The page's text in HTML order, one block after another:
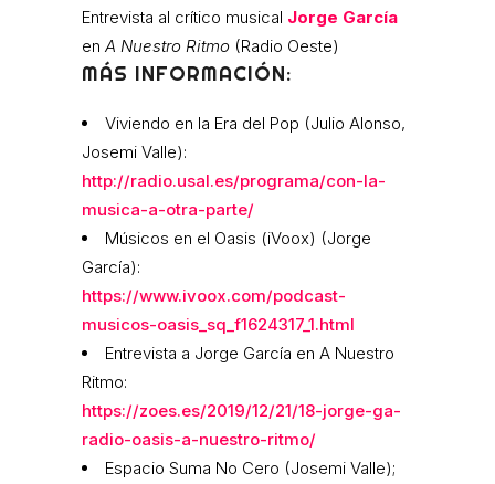
Entrevista al crítico musical Jorge García
en A Nuestro Ritmo (Radio Oeste)
MÁS INFORMACIÓN:
Viviendo en la Era del Pop (Julio Alonso,
Josemi Valle):
http://radio.usal.es/programa/con-la-
musica-a-otra-parte/
Músicos en el Oasis (iVoox) (Jorge
García):
https://www.ivoox.com/podcast-
musicos-oasis_sq_f1624317_1.html
Entrevista a Jorge García en A Nuestro
Ritmo:
https://zoes.es/2019/12/21/18-jorge-ga-
radio-oasis-a-nuestro-ritmo/
Espacio Suma No Cero (Josemi Valle);